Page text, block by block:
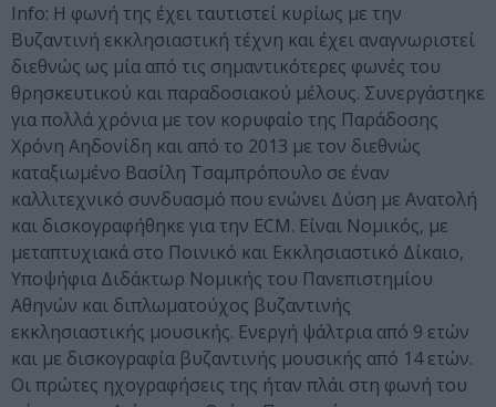
Info: Η φωνή της έχει ταυτιστεί κυρίως με την
Bυζαντινή εκκλησιαστική τέχνη και έχει αναγνωριστεί
διεθνώς ως μία από τις σημαντικότερες φωνές του
θρησκευτικού και παραδοσιακού μέλους. Συνεργάστηκε
για πολλά χρόνια με τον κορυφαίο της Παράδοσης
Χρόνη Αηδονίδη και από το 2013 με τον διεθνώς
καταξιωμένο Βασίλη Τσαμπρόπουλο σε έναν
καλλιτεχνικό συνδυασμό που ενώνει Δύση με Ανατολή
και δισκογραφήθηκε για την ECM. Είναι Νομικός, με
μεταπτυχιακά στο Ποινικό και Εκκλησιαστικό Δίκαιο,
Υποψήφια Διδάκτωρ Νομικής του Πανεπιστημίου
Αθηνών και διπλωματούχος βυζαντινής
εκκλησιαστικής μουσικής. Ενεργή ψάλτρια από 9 ετών
και με δισκογραφία βυζαντινής μουσικής από 14 ετών.
Οι πρώτες ηχογραφήσεις της ήταν πλάι στη φωνή του